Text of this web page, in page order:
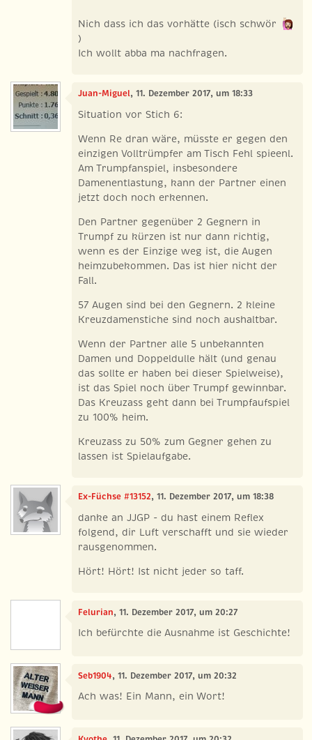
Nich dass ich das vorhätte (isch schwör
)
Ich wollt abba ma nachfragen.
Juan-Miguel, 11. Dezember 2017, um 18:33
Situation vor Stich 6:
Wenn Re dran wäre, müsste er gegen den
einzigen Volltrümpfer am Tisch Fehl spieenl.
Am Trumpfanspiel, insbesondere
Damenentlastung, kann der Partner einen
jetzt doch noch erkennen.
Den Partner gegenüber 2 Gegnern in
Trumpf zu kürzen ist nur dann richtig,
wenn es der Einzige weg ist, die Augen
heimzubekommen. Das ist hier nicht der
Fall.
57 Augen sind bei den Gegnern. 2 kleine
Kreuzdamenstiche sind noch aushaltbar.
Wenn der Partner alle 5 unbekannten
Damen und Doppeldulle hält (und genau
das sollte er haben bei dieser Spielweise),
ist das Spiel noch über Trumpf gewinnbar.
Das Kreuzass geht dann bei Trumpfaufspiel
zu 100% heim.
Kreuzass zu 50% zum Gegner gehen zu
lassen ist Spielaufgabe.
Ex-Füchse #13152, 11. Dezember 2017, um 18:38
danke an JJGP - du hast einem Reflex
folgend, dir Luft verschafft und sie wieder
rausgenommen.
Hört! Hört! Ist nicht jeder so taff.
Felurian, 11. Dezember 2017, um 20:27
Ich befürchte die Ausnahme ist Geschichte!
Seb1904, 11. Dezember 2017, um 20:32
Ach was! Ein Mann, ein Wort!